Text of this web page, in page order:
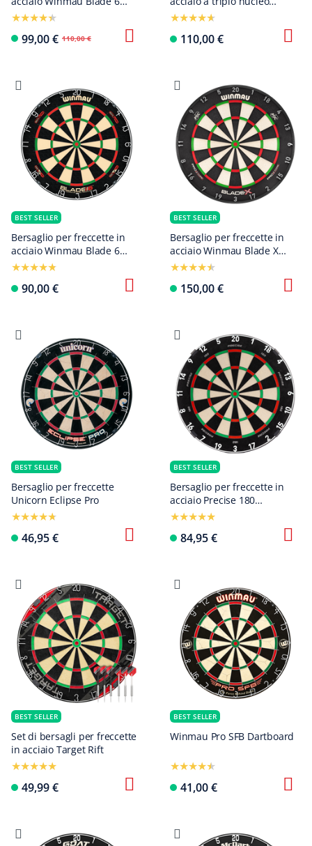
Triple Core 360
99,00 € 110,00 €
Winmau Blade 6
110,00 €
BEST SELLER
Bersaglio per freccette in
acciaio Winmau Blade 6
DualCore
90,00 €
BEST SELLER
Bersaglio per freccette in
acciaio Winmau Blade X
ProCore
150,00 €
BEST SELLER
Bersaglio per freccette
Unicorn Eclipse Pro
46,95 €
BEST SELLER
Bersaglio per freccette in
acciaio Precise 180
Endorphine con anello
numerato - Bianco classico
84,95 €
BEST SELLER
Set di bersagli per freccette
in acciaio Target Rift
49,99 €
BEST SELLER
Winmau Pro SFB Dartboard
41,00 €